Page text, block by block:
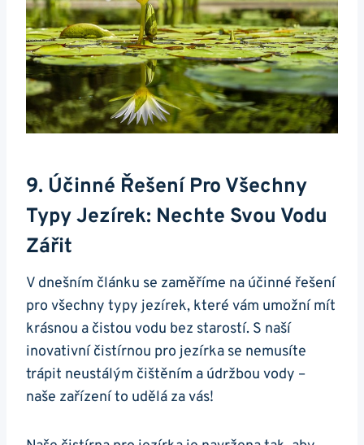
9. Účinné Řešení Pro Všechny
Typy Jezírek: Nechte Svou Vodu
Zářit
V dnešním článku se zaměříme na účinné řešení
pro všechny typy jezírek, které vám umožní mít
krásnou a čistou vodu bez starostí. S naší
inovativní čistírnou pro jezírka se nemusíte
trápit neustálým čištěním a údržbou vody –
naše zařízení to udělá za vás!